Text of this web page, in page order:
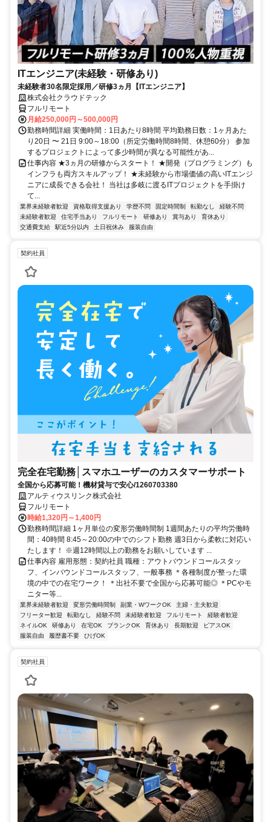
ITエンジニア(未経験・研修あり)
未経験者30名限定採用／研修3ヵ月【ITエンジニア】
株式会社クラウドテック
フルリモート
月給250,000円～500,000円
勤務時間詳細 実働時間：1日あたり8時間 平均勤務日数：1ヶ月あた
り20日 〜 21日 9:00～18:00（所定労働時間8時間、休憩60分） 参加
するプロジェクトによって多少時間が異なる可能性があ...
仕事内容 ★3ヵ月の研修からスタート！ ★開発（プログラミング）も
インフラも両方スキルアップ！ ★未経験から市場価値の高いITエンジ
ニアに成長できる会社！ 当社は多岐に渡るITプロジェクトを手掛け
て...
業界未経験者歓迎 資格取得支援あり 学歴不問 固定時間制 転勤なし
経験不問
未経験者歓迎
住宅手当あり フルリモート 研修あり 賞与あり
育休あり
交通費支給
駅近5分以内 土日祝休み 服装自由
契約社員
完全在宅勤務│スマホユーザーのカスタマーサポート
全国から応募可能！機材貸与で安心/1260703380
アルティウスリンク株式会社
フルリモート
時給1,320円～1,400円
勤務時間詳細 1ヶ月単位の変形労働時間制 1週間あたりの平均労働時
間：40時間 8:45～20:00の中でのシフト勤務 週3日から柔軟に対応い
たします！ ※週12時間以上の勤務をお願いしています ...
仕事内容 雇用形態：契約社員 職種：アウトバウンドコールスタッ
フ、インバウンドコールスタッフ、一般事務 ＊各種制度が整った環
境の中での在宅ワーク！ ＊出社不要で全国から応募可能◎ ＊PCやモ
ニター等...
業界未経験者歓迎 変形労働時間制 副業・WワークOK
主婦・主夫歓迎
フリーター歓迎
転勤なし 経験不問 未経験者歓迎 フルリモート
経験者歓迎
ネイルOK
研修あり 在宅OK ブランクOK 育休あり 長期歓迎
ピアスOK
服装自由
履歴書不要 ひげOK
契約社員